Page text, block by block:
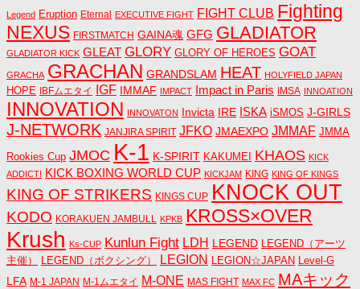
Legend Eruption Eternal EXECUTIVE FIGHT FIGHT CLUB Fighting
NEXUS FIRSTMATCH GAINA魂 GFG GLADIATOR
GLADIATOR KICK GLEAT GLORY GLORY OF HEROES GOAT
GRACHA GRACHAN GRANDSLAM HEAT HOLYFIELD JAPAN
HOPE IBFムエタイ IGF IMMAF IMPACT Impact in Paris IMSA INNOATION
INNOVATION INNOVATON Invicta IRE ISKA iSMOS J-GIRLS
J-NETWORK JANJIRA SPIRIT JFKO JMAEXPO JMMAF JMMA
Rookies Cup JMOC K-1 K-SPIRIT KAKUMEI KHAOS KICK
ADDICT! KICK BOXING WORLD CUP KICKJAM KING KING OF KINGS
KING OF STRIKERS KINGS CUP KNOCK OUT
KODO KORAKUEN JAMBULL KPKB KROSS×OVER
Krush Ks-CUP Kunlun Fight LDH LEGEND
LEGEND（アーツ
主催）
LEGEND（ボクシング） LEGION LEGION☆JAPAN Level-G
LFA M-1 JAPAN M-1ムエタイ M-ONE MAS FIGHT MAX FC MAキック